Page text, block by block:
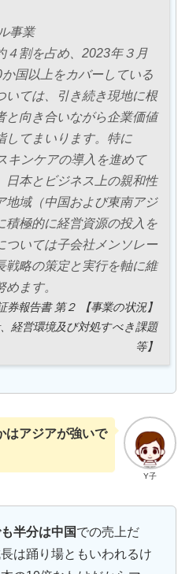
事業
４割を占め、2023年３月
国以上をカバーしている
いては、引き続き現地に根
と向き合いながら企業価値
してまいります。特に
キンケアの導入を進めて
日本とビジネス上の親和性
地域（中国および東南アジ
積極的に経営資源の投入を
ついては子会社メンソレー
戦略の策定と実行を軸に維
ます。
券報告書 第２ 【事業の状況】
、経営環境及び対処すべき課題
等】
Y子
はアジアが強いで
半分は中国での売上だ
は踊り場ともいわれるけ